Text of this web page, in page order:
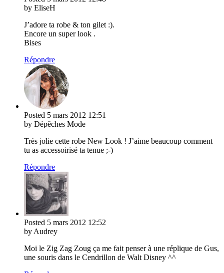
by EliseH
J’adore ta robe & ton gilet :).
Encore un super look .
Bises
Répondre
Posted 5 mars 2012 12:51
by Dépêches Mode
Très jolie cette robe New Look ! J’aime beaucoup comment
tu as accessoirisé ta tenue ;-)
Répondre
Posted 5 mars 2012 12:52
by Audrey
Moi le Zig Zag Zoug ça me fait penser à une réplique de Gus,
une souris dans le Cendrillon de Walt Disney ^^